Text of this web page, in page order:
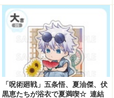
場
「呪術廻戦」五条悟、夏油傑、伏
黒恵たちが浴衣で夏満喫☆ 連結